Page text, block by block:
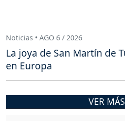
Noticias • AGO 6 / 2026
La joya de San Martín de
en Europa
VER